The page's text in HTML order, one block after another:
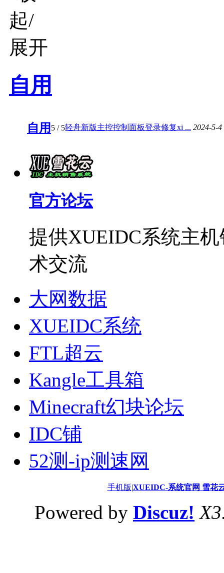
自用
自用 5 / 5轻舟新版主控控制面板登录修复xi ... 2024-5-
官方论坛
提供XUEIDC系统主
术交流
大网数据
XUEIDC系统
FTL超云
Kangle工具箱
Minecraft幻块论坛
IDC铺
52测-ip测速网
手机版|XUEIDC-系统官网 雪花
Powered by Discuz!